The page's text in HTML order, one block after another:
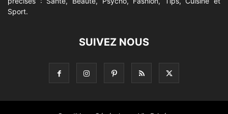
Sport.
SUIVEZ NOUS